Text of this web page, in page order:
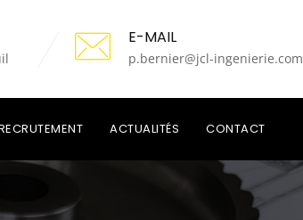
E-MAIL
p.bernier@jcl-ingenierie.com
ACTUALITÉS CONTACT